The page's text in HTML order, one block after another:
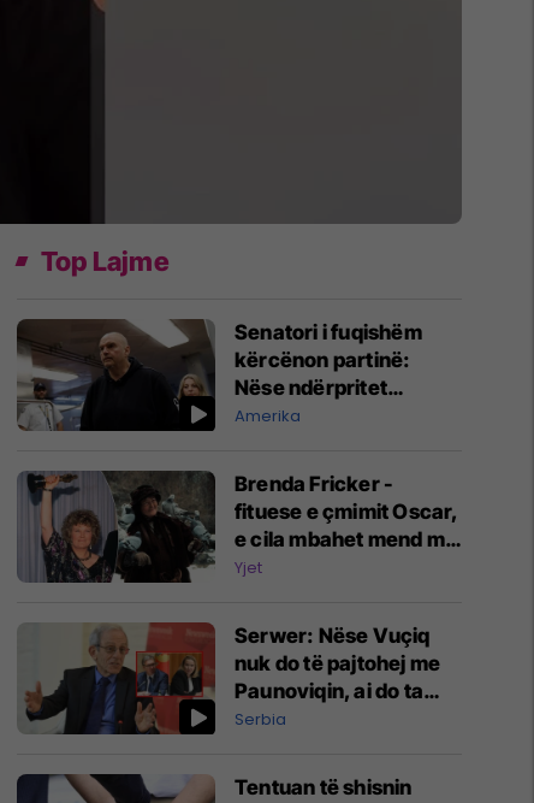
Top Lajme
Senatori i fuqishëm
kërcënon partinë:
Nëse ndërpritet
ndihma për Izraelin, do
Amerika
Brenda Fricker -
fituese e çmimit Oscar,
e cila mbahet mend më
shumë nga filmi "Home
jetë
Yjet
Serwer: Nëse Vuçiq
nuk do të pajtohej me
Paunoviqin, ai do ta
shkarkonte atë
Serbia
Tentuan të shisnin